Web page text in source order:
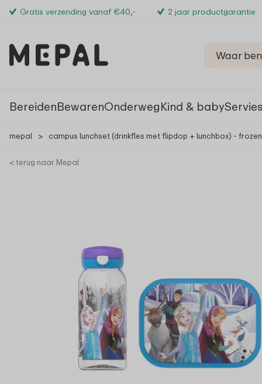
Gratis verzending vanaf €40,- 2 jaar productgarantie
BereidenBewarenOnderwegKind & babyServies
mepal > campus lunchset (drinkfles met flipdop + lunchbox) -
< terug naar Mepal